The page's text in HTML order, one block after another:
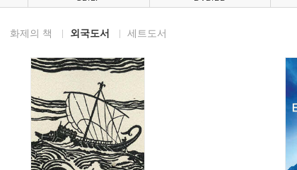
화제의 책 외국도서 세트도서